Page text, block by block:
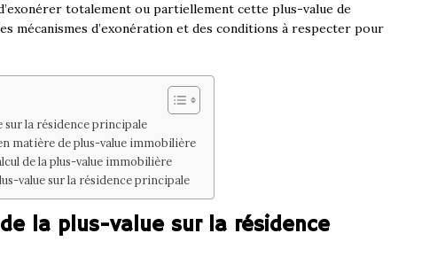
totalement ou partiellement cette plus-value de
mécanismes d’exonération et des conditions à respecter pour
sur la résidence principale
matière de plus-value immobilière
de la plus-value immobilière
value sur la résidence principale
la plus-value sur la résidence